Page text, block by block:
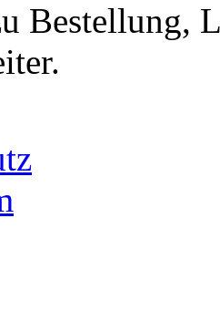
Bestellung,